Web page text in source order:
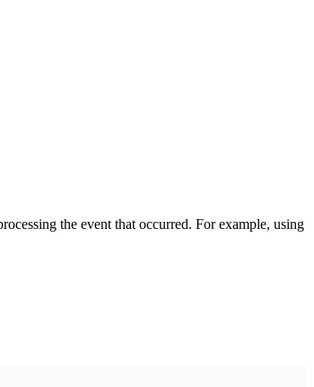
the event that occurred. For example, using